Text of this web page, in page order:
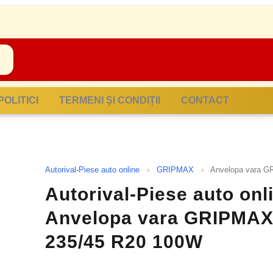
POLITICI TERMENI ȘI CONDIȚII CONTACT
Autorival-Piese auto online › GRIPMAX › Anvelopa vara
Autorival-Piese auto
Anvelopa vara
235/45 R20 100W